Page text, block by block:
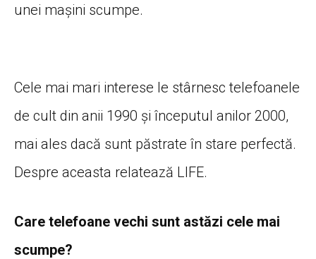
unei mașini scumpe.
Cele mai mari interese le stârnesc telefoanele
de cult din anii 1990 și începutul anilor 2000,
mai ales dacă sunt păstrate în stare perfectă.
Despre aceasta relatează LIFE.
Care telefoane vechi sunt astăzi cele mai
scumpe?